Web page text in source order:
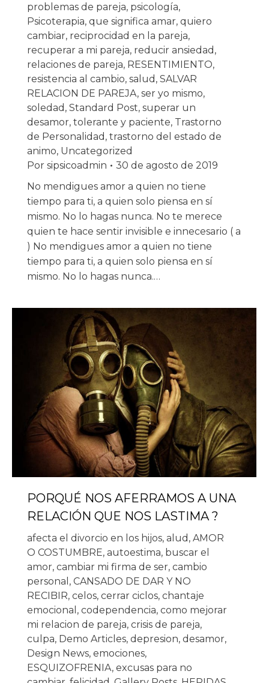
problemas de pareja, psicología,
Psicoterapia, que significa amar, quiero
cambiar, reciprocidad en la pareja,
recuperar a mi pareja, reducir ansiedad ,
relaciones de pareja, RESENTIMIENTO,
resistencia al cambio, salud , SALVAR
RELACION DE PAREJA, ser yo mismo,
soledad , Standard Post, superar un
desamor, tolerante y paciente, Trastorno
de Personalidad , trastorno del estado de
animo, Uncategorized
Por sipsicoadmin
30 de agosto de 2019
No mendigues amor a quien no tiene
tiempo para ti, a quien solo piensa en sí
mismo. No lo hagas nunca. No te merece
quien te hace sentir invisible e innecesario ( a
) No mendigues amor a quien no tiene
tiempo para ti, a quien solo piensa en sí
mismo. No lo hagas nunca.…
PORQUÉ NOS AFERRAMOS A UNA
RELACIÓN QUE NOS LASTIMA ?
afecta el divorcio en los hijos, alud , AMOR
O COSTUMBRE, autoestima, buscar el
amor, cambiar mi firma de ser, cambio
personal , CANSADO DE DAR Y NO
RECIBIR, celos, cerrar ciclos, chantaje
emocional , codependencia, como mejorar
mi relacion de pareja, crisis de pareja,
culpa, Demo Articles, depresion, desamor,
Design News, emociones,
ESQUIZOFRENIA, excusas para no